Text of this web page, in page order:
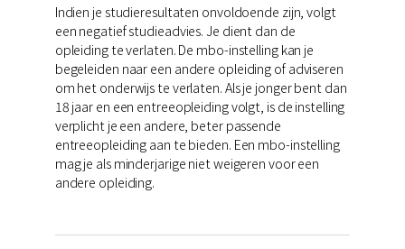
Indien je studieresultaten onvoldoende zijn, volgt
een negatief studieadvies. Je dient dan de
opleiding te verlaten. De mbo-instelling kan je
begeleiden naar een andere opleiding of adviseren
om het onderwijs te verlaten. Als je jonger bent dan
18 jaar en een entreeopleiding volgt, is de instelling
verplicht je een andere, beter passende
entreeopleiding aan te bieden. Een mbo-instelling
mag je als minderjarige niet weigeren voor een
andere opleiding.